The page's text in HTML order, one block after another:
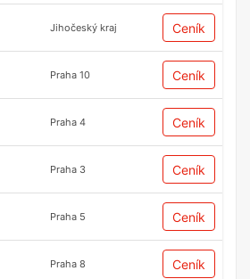
Jihočeský kraj Ceník
Praha 10 Ceník
Praha 4 Ceník
Praha 3 Ceník
Praha 5 Ceník
Praha 8 Ceník